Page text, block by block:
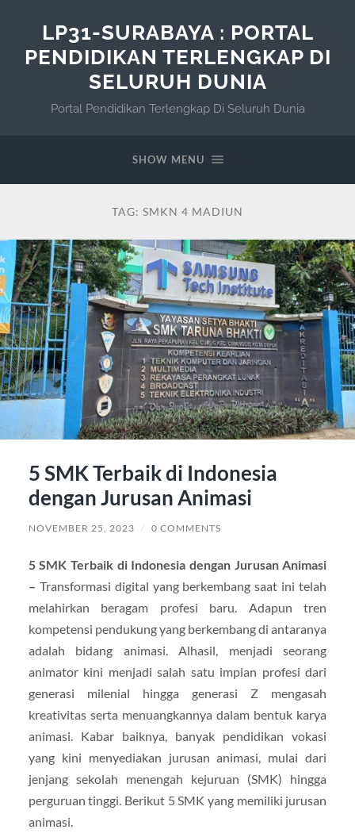
LP31-SURABAYA : PORTAL
PENDIDIKAN TERLENGKAP DI
SELURUH DUNIA
Portal Pendidikan Terlengkap Di Seluruh Dunia
SHOW MENU
TAG: SMKN 4 MADIUN
5 SMK Terbaik di Indonesia
dengan Jurusan Animasi
NOVEMBER 25, 2023 / 0 COMMENTS
5 SMK Terbaik di Indonesia dengan Jurusan Animasi
– Transformasi digital yang berkembang saat ini telah
melahirkan beragam profesi baru. Adapun tren
kompetensi pendukung yang berkembang di antaranya
adalah bidang animasi. Alhasil, menjadi seorang
animator kini menjadi salah satu impian profesi dari
generasi milenial hingga generasi Z mengasah
kreativitas serta menuangkannya dalam bentuk karya
animasi. Kabar baiknya, banyak pendidikan vokasi
yang kini menyediakan jurusan animasi, mulai dari
jenjang sekolah menengah kejuruan (SMK) hingga
perguruan tinggi. Berikut 5 SMK yang memiliki jurusan
animasi.